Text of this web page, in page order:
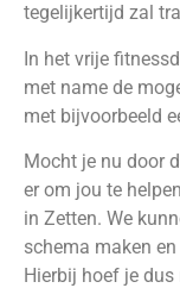
tegelijkertijd zal
In het vrije
met name de
met bijvoorbeeld
Mocht je nu door
er om jou te
in Zetten. We
schema maken
Hierbij hoef je